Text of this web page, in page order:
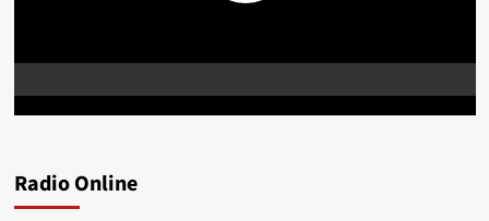
Radio Online